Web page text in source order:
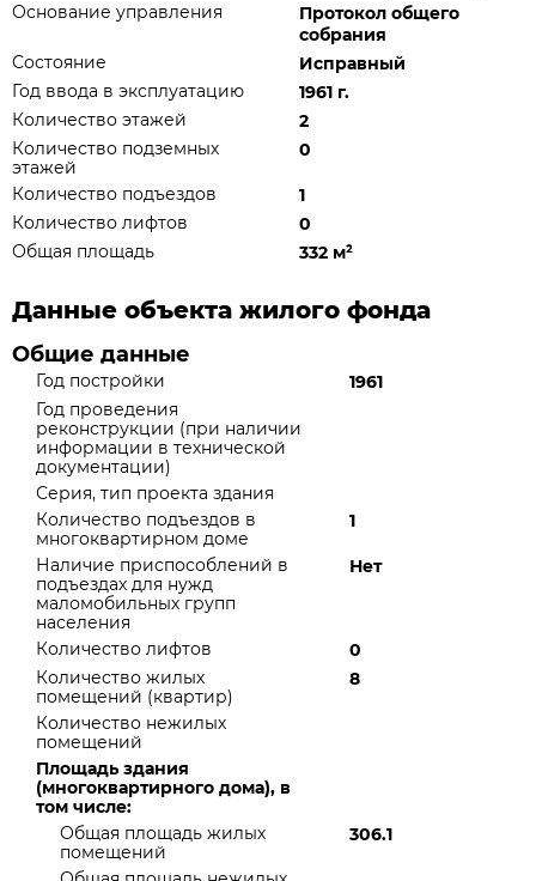
Основание управления
Протокол общего
собрания
Состояние
Исправный
Год ввода в эксплуатацию
1961 г.
Количество этажей
2
Количество подземных
этажей
0
Количество подъездов
1
Количество лифтов
0
Общая площадь
332 м²
Данные объекта жилого фонда
Общие данные
Год постройки
1961
Год проведения
реконструкции (при наличии
информации в технической
документации)
Серия, тип проекта здания
Количество подъездов в
многоквартирном доме
1
Наличие приспособлений в
подъездах для нужд
маломобильных групп
населения
Нет
Количество лифтов
0
Количество жилых
помещений (квартир)
8
Количество нежилых
помещений
Площадь здания
(многоквартирного дома), в
том числе:
Общая площадь жилых
помещений
306.1